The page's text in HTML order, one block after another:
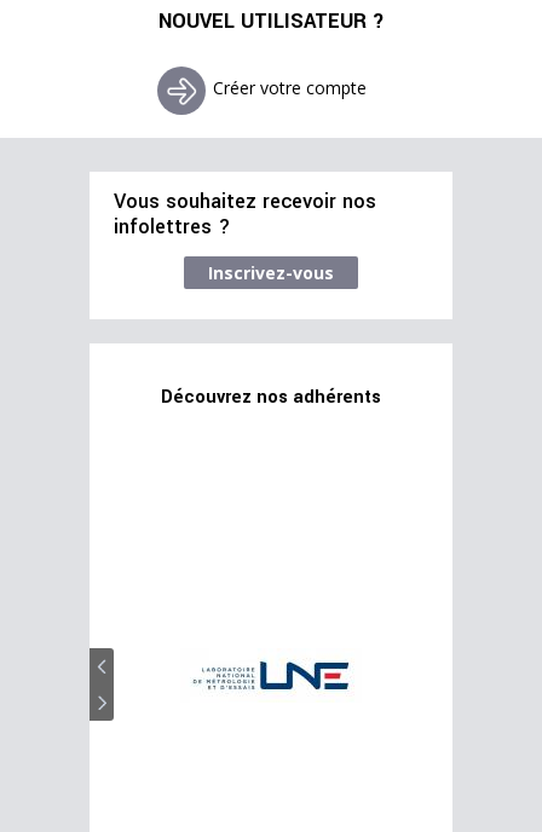
NOUVEL UTILISATEUR ?
Créer votre compte
Vous souhaitez recevoir nos
infolettres ?
Inscrivez-vous
Découvrez nos adhérents